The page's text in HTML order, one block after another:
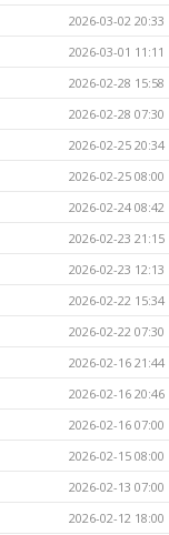
2026-03-02 20:33
2026-03-01 11:11
2026-02-28 15:58
2026-02-28 07:30
2026-02-25 20:34
2026-02-25 08:00
2026-02-24 08:42
2026-02-23 21:15
2026-02-23 12:13
2026-02-22 15:34
2026-02-22 07:30
2026-02-16 21:44
2026-02-16 20:46
2026-02-16 07:00
2026-02-15 08:00
2026-02-13 07:00
2026-02-12 18:00